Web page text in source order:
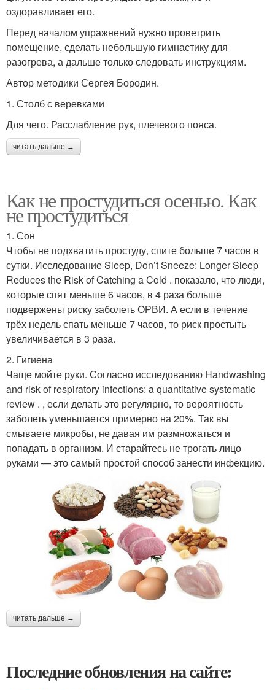
оздоравливает его.
Перед началом упражнений нужно проветрить
помещение, сделать небольшую гимнастику для
разогрева, а дальше только следовать инструкциям.
Автор методики Сергея Бородин.
1. Столб с веревками
Для чего. Расслабление рук, плечевого пояса.
читать дальше →
Как не простудиться осенью. Как
не простудиться
1. Сон
Чтобы не подхватить простуду, спите больше 7 часов в
сутки. Исследование Sleep, Don’t Sneeze: Longer Sleep
Reduces the Risk of Catching a Cold . показало, что люди,
которые спят меньше 6 часов, в 4 раза больше
подвержены риску заболеть ОРВИ. А если в течение
трёх недель спать меньше 7 часов, то риск простыть
увеличивается в 3 раза.
2. Гигиена
Чаще мойте руки. Согласно исследованию Handwashing
and risk of respiratory infections: a quantitative systematic
review . , если делать это регулярно, то вероятность
заболеть уменьшается примерно на 20%. Так вы
смываете микробы, не давая им размножаться и
попадать в организм. И старайтесь не трогать лицо
руками — это самый простой способ занести инфекцию.
читать дальше →
Последние обновления на сайте: